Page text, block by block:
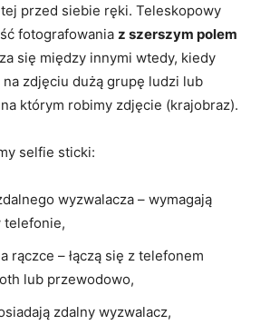
przed siebie ręki. Teleskopowy
fotografowania z szerszym polem
się między innymi wtedy, kiedy
zdjęciu dużą grupę ludzi lub
którym robimy zdjęcie (krajobraz).
selfie sticki:
wyzwalacza – wymagają
telefonie,
rączce – łączą się z telefonem
lub przewodowo,
zdalny wyzwalacz,